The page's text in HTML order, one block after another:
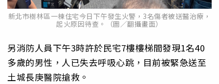
新北市樹林區一棟住宅今日下午發生火警，3名傷者被送醫治療，
起火原因待查。（圖／翻攝畫面）
另消防人員下午3時許於民宅7樓樓梯間發現1名40
多歲的男性，人已失去呼吸心跳，目前被緊急送至
土城長庚醫院搶救。